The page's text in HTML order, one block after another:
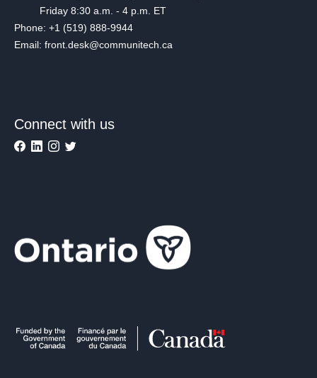
Friday 8:30 a.m. - 4 p.m. ET
Phone: +1 (519) 888-9944
Email: front.desk@communitech.ca
Connect with us